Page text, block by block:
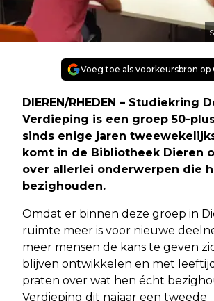
Voeg toe als voorkeursbron op
DIEREN/RHEDEN – Studiekring
Verdieping is een groep 50-
sinds enige jaren
komt in de Bibliotheek Dieren
over allerlei onderwerpen die
bezighouden.
Omdat er binnen deze groep in
ruimte meer is voor nieuwe
meer mensen de kans te geven
blijven ontwikkelen en met
praten over wat hen écht
Verdieping dit najaar een tweede